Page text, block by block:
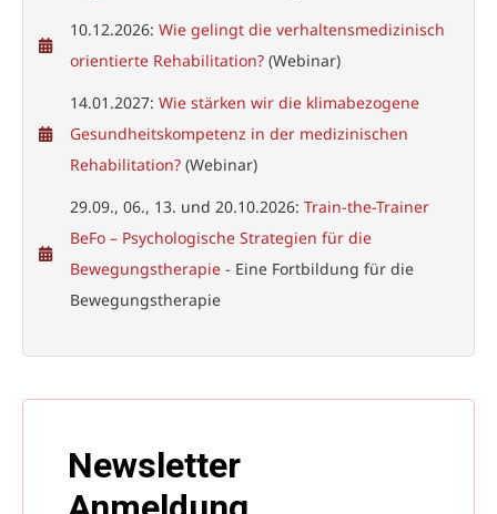
10.12.2026: Wie gelingt die verhaltensmedizinisch
orientierte Rehabilitation? (Webinar)
14.01.2027: Wie stärken wir die klimabezogene
Gesundheitskompetenz in der medizinischen
Rehabilitation? (Webinar)
29.09., 06., 13. und 20.10.2026: Train-the-Trainer
BeFo – Psychologische Strategien für die
Bewegungstherapie - Eine Fortbildung für die
Bewegungstherapie